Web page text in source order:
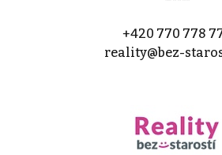
+420 770 778
reality@bez-